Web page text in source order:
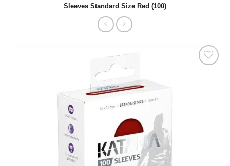
Sleeves Standard Size Red (100)